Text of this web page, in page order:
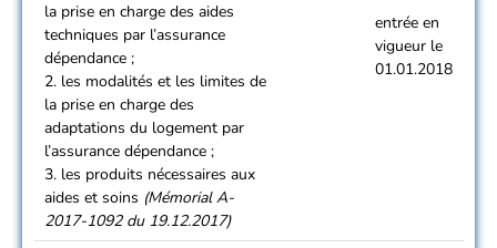
la prise en charge des aides
techniques par l’assurance
dépendance ;
2. les modalités et les limites de
la prise en charge des
adaptations du logement par
l’assurance dépendance ;
3. les produits nécessaires aux
aides et soins (Mémorial A-
2017-1092 du 19.12.2017)
entrée en
vigueur le
01.01.2018